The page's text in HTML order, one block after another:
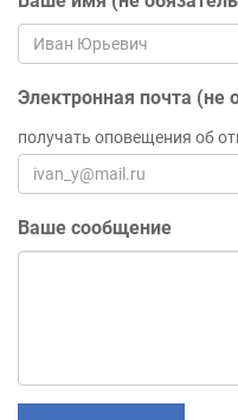
Электронная почта (не
получать оповещения об
Ваше сообщение